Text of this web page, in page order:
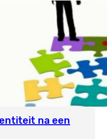
na een